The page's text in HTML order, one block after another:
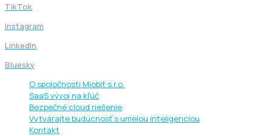
TikTok
Instagram
LinkedIn
Bluesky
O spoločnosti Miobit s.r.o.
SaaS vývoj na kľúč
Bezpečné cloud riešenie
Vytvárajte budúcnosť s umelou inteligenciou
Kontakt